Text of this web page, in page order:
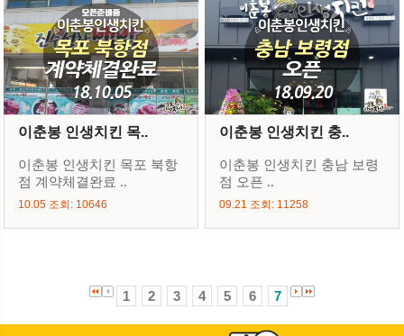
이춘봉 인생치킨 목..
이춘봉 인생치킨 목포 북항
점 계약체결완료 ..
10.05 조회: 10646
이춘봉 인생치킨 충..
이춘봉 인생치킨 충남 보령
점 오픈 ..
09.21 조회: 11258
1 2 3 4 5 6 7